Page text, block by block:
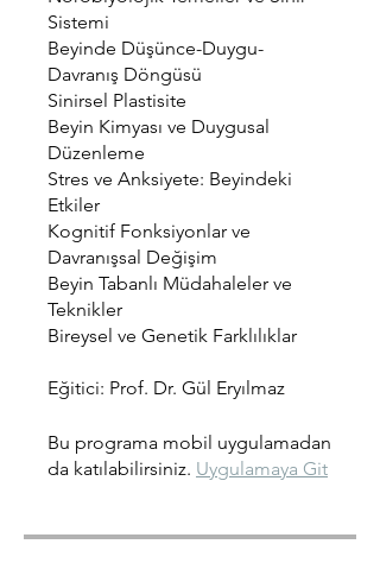
Sistemi
Beyinde Düşünce-Duygu-
Davranış Döngüsü
Sinirsel Plastisite
Beyin Kimyası ve Duygusal
Düzenleme
Stres ve Anksiyete: Beyindeki
Etkiler
Kognitif Fonksiyonlar ve
Davranışsal Değişim
Beyin Tabanlı Müdahaleler ve
Teknikler
Bireysel ve Genetik Farklılıklar
Eğitici: Prof. Dr. Gül Eryılmaz
Bu programa mobil uygulamadan
da katılabilirsiniz. Uygulamaya Git